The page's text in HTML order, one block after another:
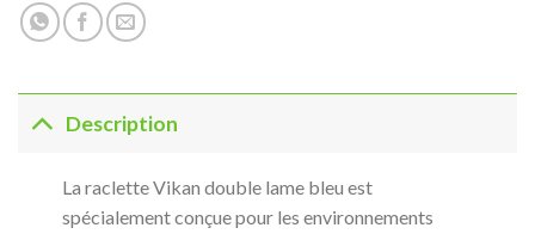
Description
La raclette Vikan double lame bleu est
spécialement conçue pour les environnements